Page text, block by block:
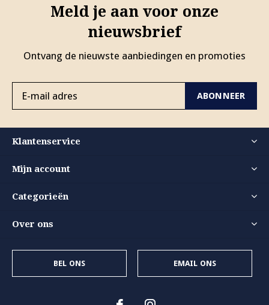
Meld je aan voor onze
nieuwsbrief
Ontvang de nieuwste aanbiedingen en promoties
ABONNEER
Klantenservice
Mijn account
Categorieën
Over ons
BEL ONS EMAIL ONS